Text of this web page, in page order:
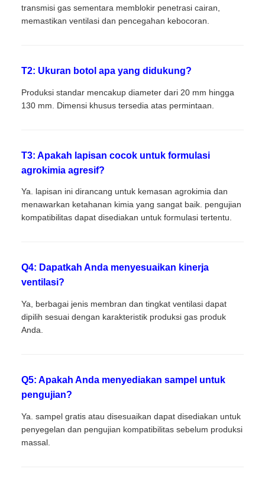
transmisi gas sementara memblokir penetrasi cairan,
memastikan ventilasi dan pencegahan kebocoran.
T2: Ukuran botol apa yang didukung?
Produksi standar mencakup diameter dari 20 mm hingga
130 mm. Dimensi khusus tersedia atas permintaan.
T3: Apakah lapisan cocok untuk formulasi
agrokimia agresif?
Ya. lapisan ini dirancang untuk kemasan agrokimia dan
menawarkan ketahanan kimia yang sangat baik. pengujian
kompatibilitas dapat disediakan untuk formulasi tertentu.
Q4: Dapatkah Anda menyesuaikan kinerja
ventilasi?
Ya, berbagai jenis membran dan tingkat ventilasi dapat
dipilih sesuai dengan karakteristik produksi gas produk
Anda.
Q5: Apakah Anda menyediakan sampel untuk
pengujian?
Ya. sampel gratis atau disesuaikan dapat disediakan untuk
penyegelan dan pengujian kompatibilitas sebelum produksi
massal.